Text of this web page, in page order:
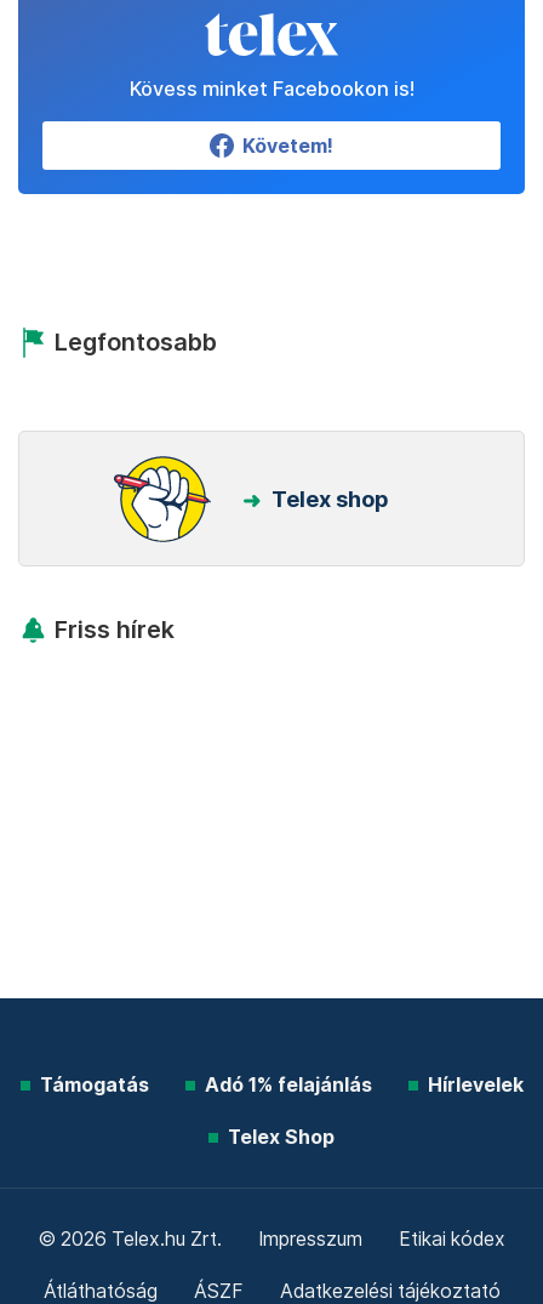
Kövess minket Facebookon is!
Követem!
Legfontosabb
Telex shop
Friss hírek
Támogatás Adó 1% felajánlás Hírlevelek
Telex Shop
© 2026 Telex.hu Zrt. Impresszum Etikai kódex
Átláthatóság ÁSZF Adatkezelési tájékoztató